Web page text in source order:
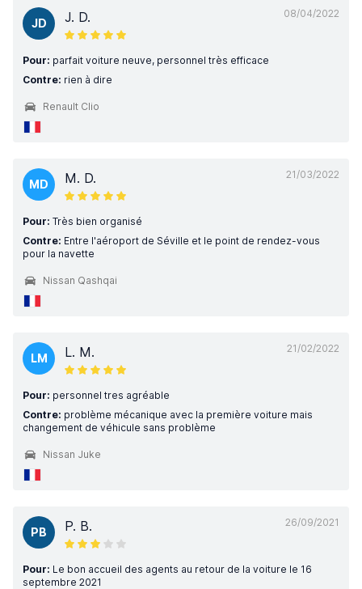
08/04/2022
JD J. D.
Pour: parfait voiture neuve, personnel très efficace
Contre: rien à dire
Renault Clio
21/03/2022
MD M. D.
Pour: Très bien organisé
Contre: Entre l'aéroport de Séville et le point de rendez-vous
pour la navette
Nissan Qashqai
21/02/2022
LM L. M.
Pour: personnel tres agréable
Contre: problème mécanique avec la première voiture mais
changement de véhicule sans problème
Nissan Juke
26/09/2021
PB P. B.
Pour: Le bon accueil des agents au retour de la voiture le 16
septembre 2021